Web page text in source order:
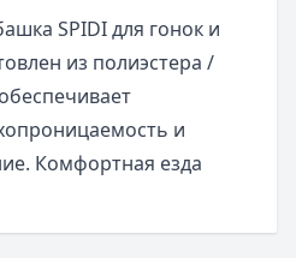
SPIDI для гонок и
из полиэстера /
и
Комфортная езда